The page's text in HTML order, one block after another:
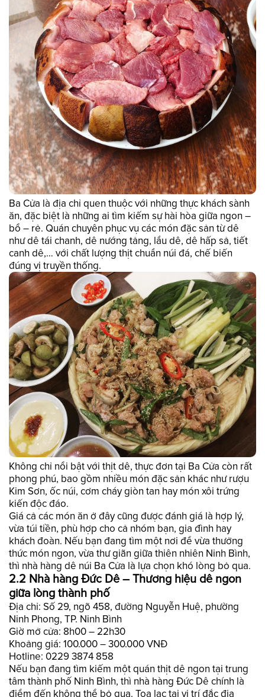
Ba Cửa là địa chỉ quen thuộc với những thực khách sành
ăn, đặc biệt là những ai tìm kiếm sự hài hòa giữa ngon –
bổ – rẻ. Quán chuyên phục vụ các món đặc sản từ dê
như dê tái chanh, dê nướng tảng, lẩu dê, dê hấp sả, tiết
canh dê,… với chất lượng thịt chuẩn núi đá, chế biến
đúng vị truyền thống.
Không chỉ nổi bật với thịt dê, thực đơn tại Ba Cửa còn rất
phong phú, bao gồm nhiều món đặc sản khác như rượu
Kim Sơn, ốc núi, cơm cháy giòn tan hay món xôi trứng
kiến độc đáo.
Giá cả các món ăn ở đây cũng được đánh giá là hợp lý,
vừa túi tiền, phù hợp cho cả nhóm bạn, gia đình hay
khách đoàn. Nếu bạn đang tìm một nơi để vừa thưởng
thức món ngon, vừa thư giãn giữa thiên nhiên Ninh Bình,
thì nhà hàng dê núi Ba Cửa là lựa chọn khó lòng bỏ qua.
2.2 Nhà hàng Đức Dê – Thương hiệu dê ngon
giữa lòng thành phố
Địa chỉ: Số 29, ngõ 458, đường Nguyễn Huệ, phường
Ninh Phong, TP. Ninh Bình
Giờ mở cửa: 8h00 – 22h30
Khoảng giá: 100.000 – 300.000 VNĐ
Hotline: 0229 3874 858
Nếu bạn đang tìm kiếm một quán thịt dê ngon tại trung
tâm thành phố Ninh Bình, thì nhà hàng Đức Dê chính là
điểm đến không thể bỏ qua. Tọa lạc tại vị trí đắc địa